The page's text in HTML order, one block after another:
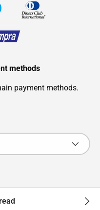
methods
payment methods.